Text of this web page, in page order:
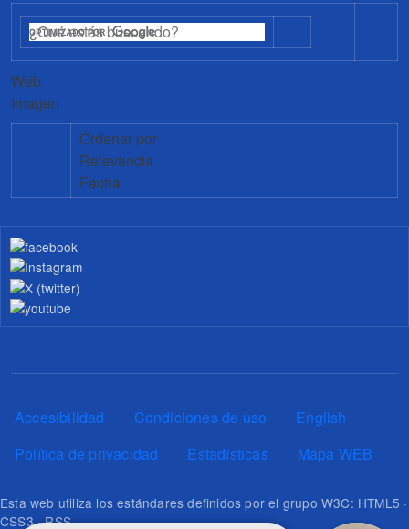
Web
Imagen
Ordenar por
Relevancia
Fecha
Pie de página
Accesibilidad Condiciones de uso
English
Política de privacidad
Estadísticas Mapa WEB
Esta web utiliza los estándares definidos por el grupo W3C: HTML5 ·
CSS3 · RSS